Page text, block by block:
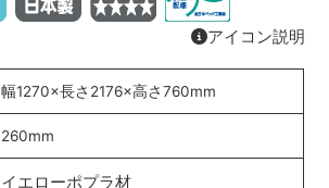
アイコン説明
幅1270×長さ2176×高さ760mm
260mm
イエローポプラ材